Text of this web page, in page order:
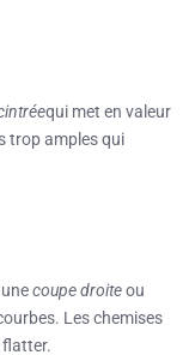
qui met en valeur
trop amples qui
coupe droiteou
Les chemises